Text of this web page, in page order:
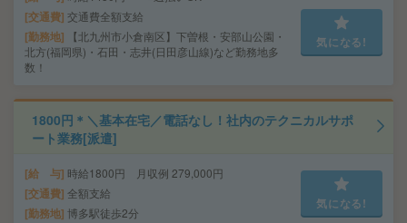
交通費 交通費全額支給
勤務地
【北九州市小倉南区】下曽根・安部山公園・
北方(福岡県)・石田・志井(日田彦山線)など勤務地多
数！
気になる!
1800円＊＼基本在宅／電話なし！社内のテクニカルサポ
ート業務[派遣]
給 与 時給1800円 月収例 279,000円
交通費 全額支給
勤務地 博多駅徒歩2分
気になる!